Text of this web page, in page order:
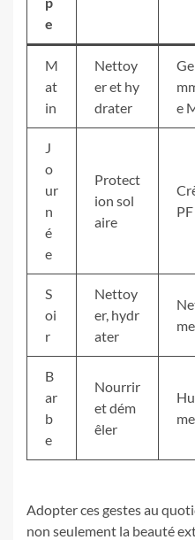
e
M
at
in
Nettoy
er et hy
drater
e
J
o
ur
n
é
e
Protect
ion sol
aire
S
oi
r
Nettoy
er, hydr
ater
B
ar
b
e
Nourrir
et dém
êler
Adopter ces gestes au
non seulement la beauté